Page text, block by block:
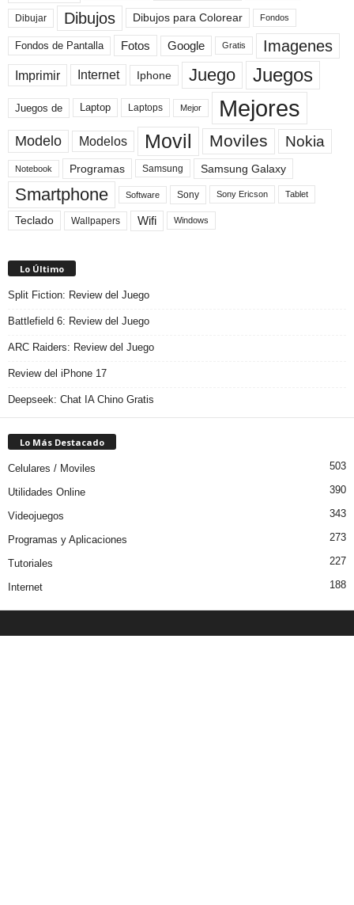
Dibujar Dibujos Dibujos para Colorear Fondos
Fondos de Pantalla Fotos Google Gratis Imagenes
Imprimir Internet Iphone Juego Juegos
Juegos de Laptop Laptops Mejor Mejores
Modelo Modelos Movil Moviles Nokia
Notebook Programas Samsung Samsung Galaxy
Smartphone Software Sony Sony Ericson Tablet
Teclado Wallpapers Wifi Windows
Lo Último
Split Fiction: Review del Juego
Battlefield 6: Review del Juego
ARC Raiders: Review del Juego
Review del iPhone 17
Deepseek: Chat IA Chino Gratis
Lo Más Destacado
Celulares / Moviles 503
Utilidades Online 390
Videojuegos 343
Programas y Aplicaciones 273
Tutoriales 227
Internet 188